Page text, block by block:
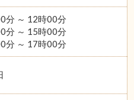
分 ～ 12時00分
分 ～ 15時00分
分 ～ 17時00分